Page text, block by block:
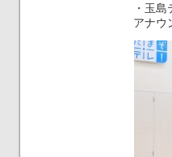
・玉
アナウ